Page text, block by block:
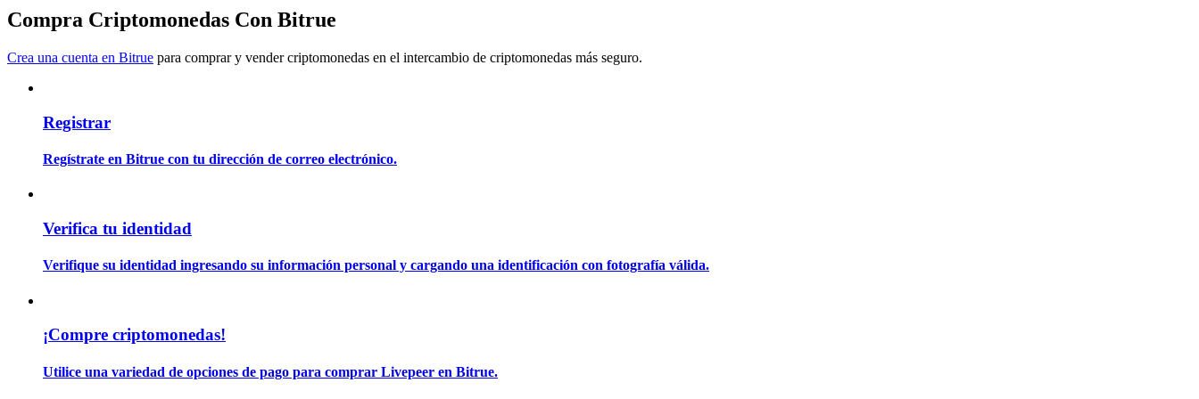
Conviértete en un Trader de Copia
Información
Análisis de big data que incluye información comercial, etc.
Compra Criptomonedas Con Bitrue
Crea una cuenta en Bitrue para comprar y vender criptomonedas en el intercambio de criptomonedas más seguro.
Registrar
Regístrate en Bitrue con tu dirección de correo electrónico.
Verifica tu identidad
Verifique su identidad ingresando su información personal y cargando una identificación con fotografía válida.
¡Compre criptomonedas!
Utilice una variedad de opciones de pago para comprar Livepeer en Bitrue.